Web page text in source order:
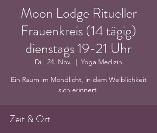
Moon Lodge Ritueller
Frauenkreis (14 tägig)
dienstags 19-21 Uhr
Di., 24. Nov.
  |
Yoga Medizin
Ein Raum im Mondlicht, in dem Weiblichkeit
sich erinnert.
Zeit & Ort